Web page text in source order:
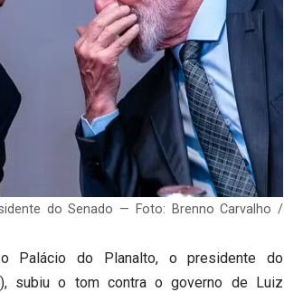
do Senado — Foto: Brenno Carvalho /
Palácio do Planalto, o presidente do
subiu o tom contra o governo de Luiz